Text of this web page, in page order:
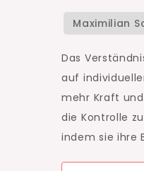
Das
auf
mehr Kraft
die Kontrolle
indem sie ihre